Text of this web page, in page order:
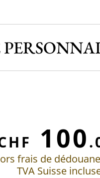
100
frais de
TVA Suisse